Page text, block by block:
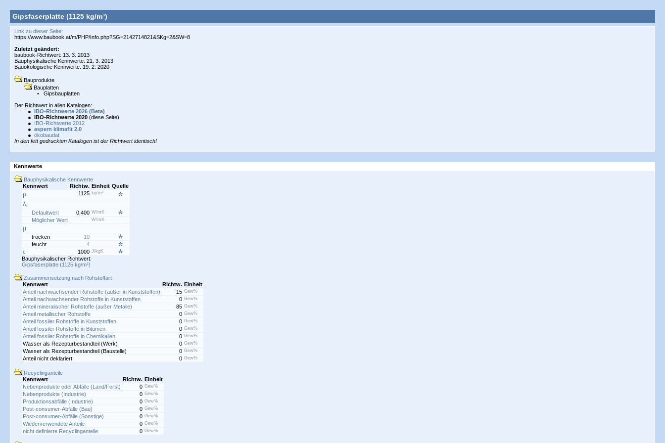
Gipsfaserplatte (1125 kg/m³)
Link zu dieser Seite:
Zuletzt geändert:
baubook-Richtwert: 13. 3. 2013
Bauphysikalische Kennwerte: 21. 3. 2013
Bauökologische Kennwerte: 19. 2. 2020
Bauprodukte
Bauplatten
•
Gipsbauplatten
Der Richtwert in allen Katalogen:
IBO-Richtwerte 2026 (Beta)
IBO-Richtwerte 2020 (diese Seite)
IBO-Richtwerte 2012
aspern klimafit 2.0
ökobaudat
In den fett gedruckten Katalogen ist der Richtwert identisch!
Kennwerte
Bauphysikalische Kennwerte
Kennwert
Richtw. Einheit Quelle
ρ 1125 kg/m³
λr
Defaultwert 0,400 W/mK
Möglicher Wert W/mK
μ
trocken
10
feucht
4
c
1000 J/kgK
Bauphysikalischer Richtwert:
Gipsfaserplatte (1125 kg/m³)
Zusammensetzung nach Rohstoffart
Kennwert
Richtw. Einheit
Anteil nachwachsender Rohstoffe (außer in Kunststoffen)
15 Gew%
Anteil nachwachsender Rohstoffe in Kunststoffen 0 Gew%
Anteil mineralischer Rohstoffe (außer Metalle) 85 Gew%
Anteil metallischer Rohstoffe 0 Gew%
Anteil fossiler Rohstoffe in Kunststoffen 0 Gew%
Anteil fossiler Rohstoffe in Bitumen 0 Gew%
Anteil fossiler Rohstoffe in Chemikalien 0 Gew%
Wasser als Rezepturbestandteil (Werk) 0 Gew%
Wasser als Rezepturbestandteil (Baustelle) 0 Gew%
Anteil nicht deklariert 0 Gew%
Recyclinganteile
Kennwert
Richtw. Einheit
Nebenprodukte oder Abfälle (Land/Forst)
0 Gew%
Nebenprodukte (Industrie) 0 Gew%
Produktionsabfälle (Industrie) 0 Gew%
Post-consumer-Abfälle (Bau) 0 Gew%
Post-consumer-Abfälle (Sonstige) 0 Gew%
Wiederverwendete Anteile 0 Gew%
nicht definierte Recyclinganteile 0 Gew%